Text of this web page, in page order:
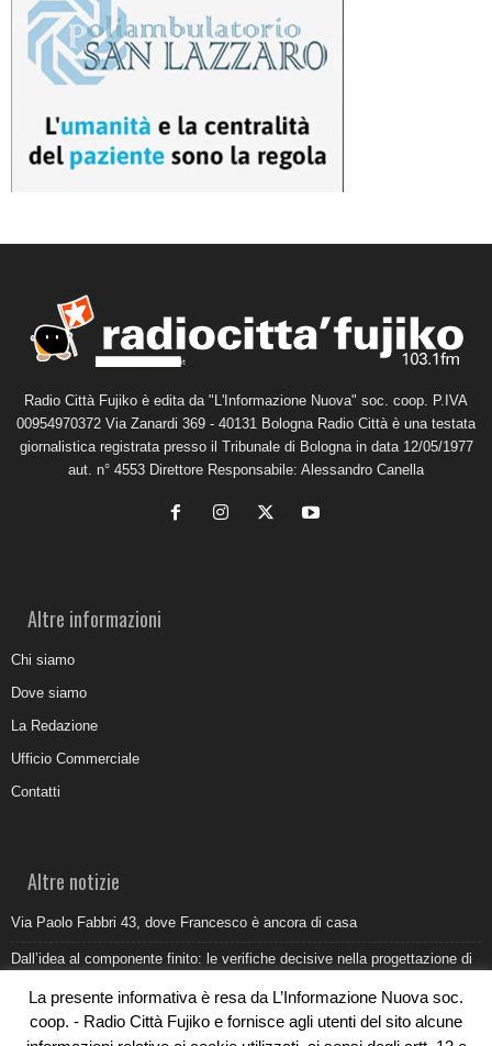
Radio Città Fujiko è edita da "L'Informazione Nuova" soc. coop. P.IVA
00954970372 Via Zanardi 369 - 40131 Bologna Radio Città è una testata
giornalistica registrata presso il Tribunale di Bologna in data 12/05/1977
aut. n° 4553 Direttore Responsabile: Alessandro Canella
Altre informazioni
Chi siamo
Dove siamo
La Redazione
Ufficio Commerciale
Contatti
Altre notizie
Via Paolo Fabbri 43, dove Francesco è ancora di casa
Dall’idea al componente finito: le verifiche decisive nella progettazione di
Belvedere Marittimo e il report ARPACAL 2026 sulla qualità del mare
La presente informativa è resa da L’Informazione Nuova soc.
coop. - Radio Città Fujiko e fornisce agli utenti del sito alcune